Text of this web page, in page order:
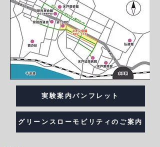
実験案内パンフレット
グリーンスローモビリティのご案内